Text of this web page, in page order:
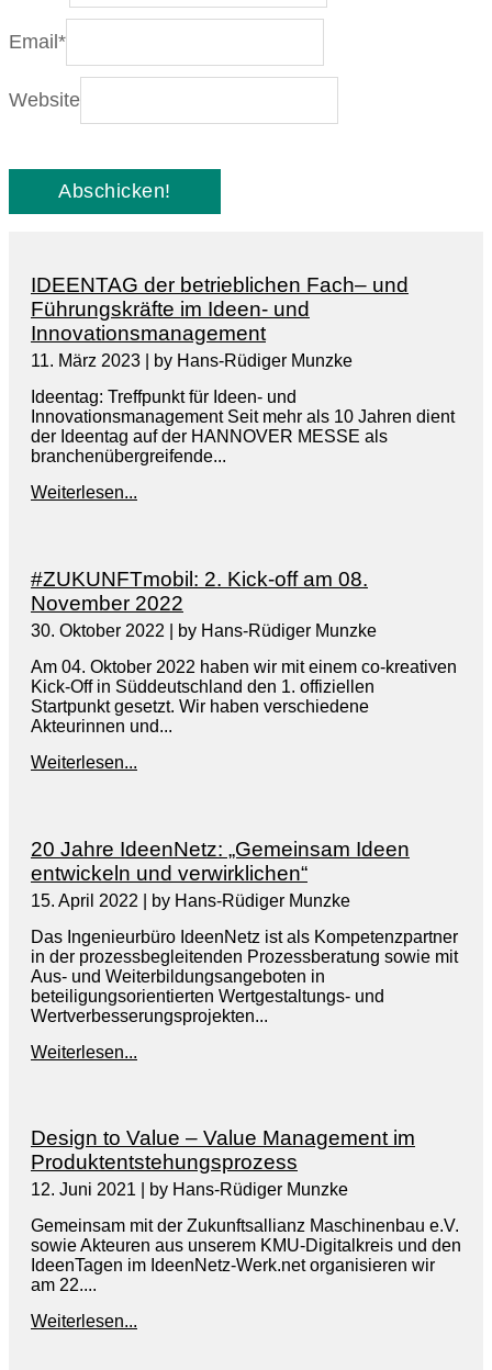
Email*
Website
IDEENTAG der betrieblichen Fach– und
Führungskräfte im Ideen- und
Innovationsmanagement
11. März 2023
by Hans-Rüdiger Munzke
Ideentag: Treffpunkt für Ideen- und
Innovationsmanagement Seit mehr als 10 Jahren dient
der Ideentag auf der HANNOVER MESSE als
branchenübergreifende...
Weiterlesen...
#ZUKUNFTmobil: 2. Kick-off am 08.
November 2022
30. Oktober 2022
by Hans-Rüdiger Munzke
Am 04. Oktober 2022 haben wir mit einem co-kreativen
Kick-Off in Süddeutschland den 1. offiziellen
Startpunkt gesetzt. Wir haben verschiedene
Akteurinnen und...
Weiterlesen...
20 Jahre IdeenNetz: „Gemeinsam Ideen
entwickeln und verwirklichen“
15. April 2022
by Hans-Rüdiger Munzke
Das Ingenieurbüro IdeenNetz ist als Kompetenzpartner
in der prozessbegleitenden Prozessberatung sowie mit
Aus- und Weiterbildungsangeboten in
beteiligungsorientierten Wertgestaltungs- und
Wertverbesserungsprojekten...
Weiterlesen...
Design to Value – Value Management im
Produktentstehungsprozess
12. Juni 2021
by Hans-Rüdiger Munzke
Gemeinsam mit der Zukunftsallianz Maschinenbau e.V.
sowie Akteuren aus unserem KMU-Digitalkreis und den
IdeenTagen im IdeenNetz-Werk.net organisieren wir
am 22....
Weiterlesen...